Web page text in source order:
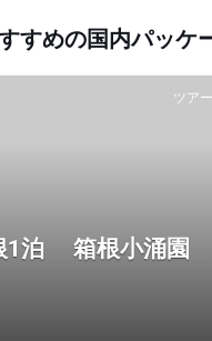
すめの国内パッケ
ツア
1泊 箱根小涌園